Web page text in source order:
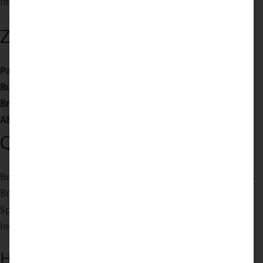
Ihnen.
Zubereitung
Panieren:
Butterschmalz:
Braten:
Abtropfen:
Qualität mit Herkunft
Bei Wild-Jaeger wissen Sie, wo Ihr Produkt herkommt. Wild aus
Brandenburg, Landschwein und Angus aus Partnerbetrieben,
Spezialitäten aus regionalen Manufakturen. Keine anonyme
Industrieware.
Häufige Fragen